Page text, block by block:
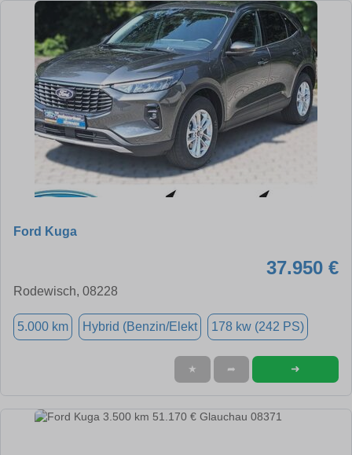
Ford Kuga
37.950 €
Rodewisch, 08228
5.000 km Hybrid (Benzin/Elekt 178 kw (242 PS)
★ ➦ ➜